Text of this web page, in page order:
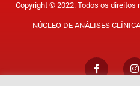
Copyright © 2022. Todos os direitos
NÚCLEO DE ANÁLISES